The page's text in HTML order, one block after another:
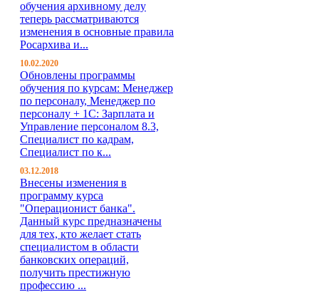
обучения архивному делу
теперь рассматриваются
изменения в основные правила
Росархива и...
10.02.2020
Обновлены программы
обучения по курсам: Менеджер
по персоналу, Менеджер по
персоналу + 1С: Зарплата и
Управление персоналом 8.3,
Специалист по кадрам,
Специалист по к...
03.12.2018
Внесены изменения в
программу курса
"Операционист банка".
Данный курс предназначены
для тех, кто желает стать
специалистом в области
банковских операций,
получить престижную
профессию ...